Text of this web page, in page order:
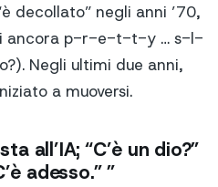
decollato” negli anni ’70,
ancora p-r-e-t-t-y … s-l-
Negli ultimi due anni,
a muoversi.
all’IA; “C’è un dio?”
adesso.” ”